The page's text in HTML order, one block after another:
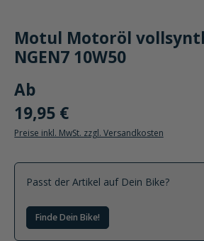
Motul Motoröl
NGEN7 10W50
Ab
19,95 €
Preise inkl. MwSt. zzgl. Versandkosten
Passt der Artikel auf Dein Bike?
Finde Dein Bike!